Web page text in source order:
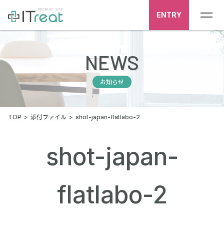
ENTRY
NEWS
お知らせ
TOP 添付ファイル shot-japan-flatlabo-2
shot-japan-
flatlabo-2